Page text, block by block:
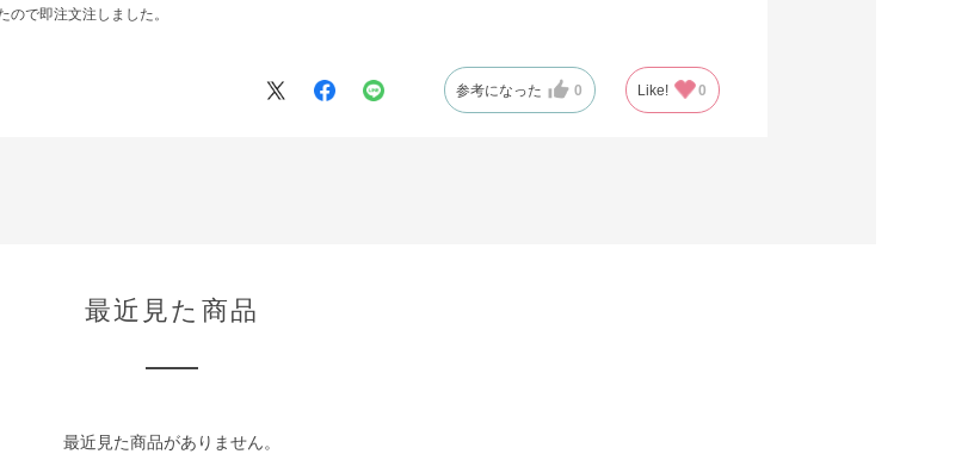
で即注文注しました。
参考になった 0 Like! 0
最近見た商品
最近見た商品がありません。